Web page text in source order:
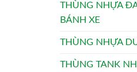
THÙNG NHỰA
BÁNH XE
THÙNG NHỰA
THÙNG TANK